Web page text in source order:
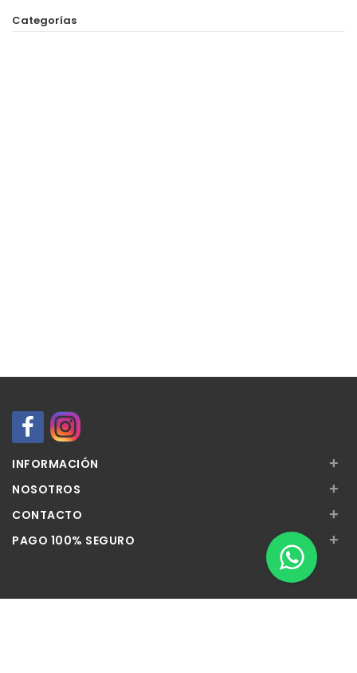
Categorías
INFORMACIÓN +
NOSOTROS +
CONTACTO +
PAGO 100% SEGURO +